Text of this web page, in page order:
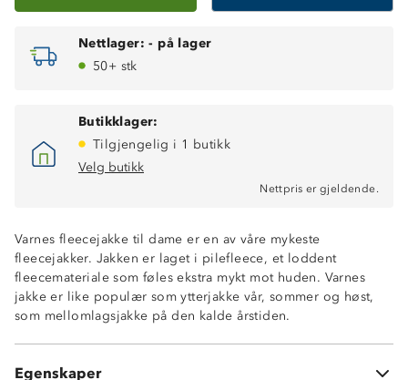
Nettlager: - på lager
50+ stk
Butikklager:
Tilgjengelig i 1 butikk
Velg butikk
Nettpris er gjeldende.
Varnes fleecejakke til dame er en av våre mykeste
fleecejakker. Jakken er laget i pilefleece, et loddent
fleecemateriale som føles ekstra mykt mot huden. Varnes
jakke er like populær som ytterjakke vår, sommer og høst,
som mellomlagsjakke på den kalde årstiden.
Egenskaper
Isolerende
Brystlomme med glidelås
Kontraststoff: 100% polyester